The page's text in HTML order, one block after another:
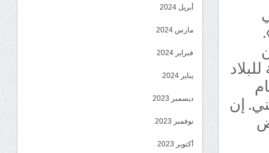
إن
أبريل 2024
مارس 2024
فبراير 2024
يناير 2024
ديسمبر 2023
نوفمبر 2023
أكتوبر 2023